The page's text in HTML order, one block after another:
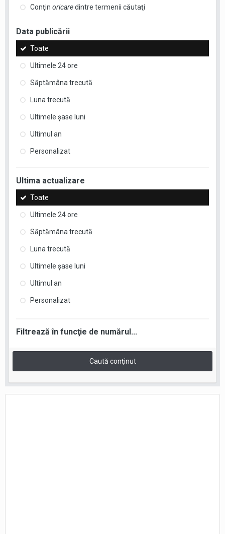
Conţin oricaredintre termenii căutaţi
Data publicării
Toate
Ultimele 24 ore
Săptămâna trecută
Luna trecută
Ultimele şase luni
Ultimul an
Personalizat
Ultima actualizare
Toate
Ultimele 24 ore
Săptămâna trecută
Luna trecută
Ultimele şase luni
Ultimul an
Personalizat
Filtrează în funcţie de numărul...
Caută conţinut